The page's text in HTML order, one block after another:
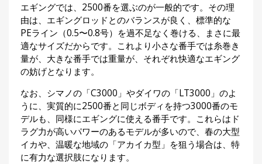
エギングでは、2500番を選ぶのが一般的です。その理
由は、エギングロッドとのバランスが良く、標準的な
PEライン（0.5〜0.8号）を過不足なく巻ける、まさに最
適なサイズだからです。これより小さな番手では糸巻き
量が、大きな番手では重量が、それぞれ快適なエギング
の妨げとなります。
なお、シマノの「C3000」やダイワの「LT3000」のよ
うに、実質的に2500番と同じボディを持つ3000番のモ
デルも、同様にエギングに使える番手です。これらはド
ラグ力が高いパワーのあるモデルが多いので、春の大型
イカや、温暖な地域の「アカイカ型」を狙う場合は、特
に有力な選択肢になります。
Northanglers （北
海道）
月
刊
つ
り
人
ブ
ロ
グ